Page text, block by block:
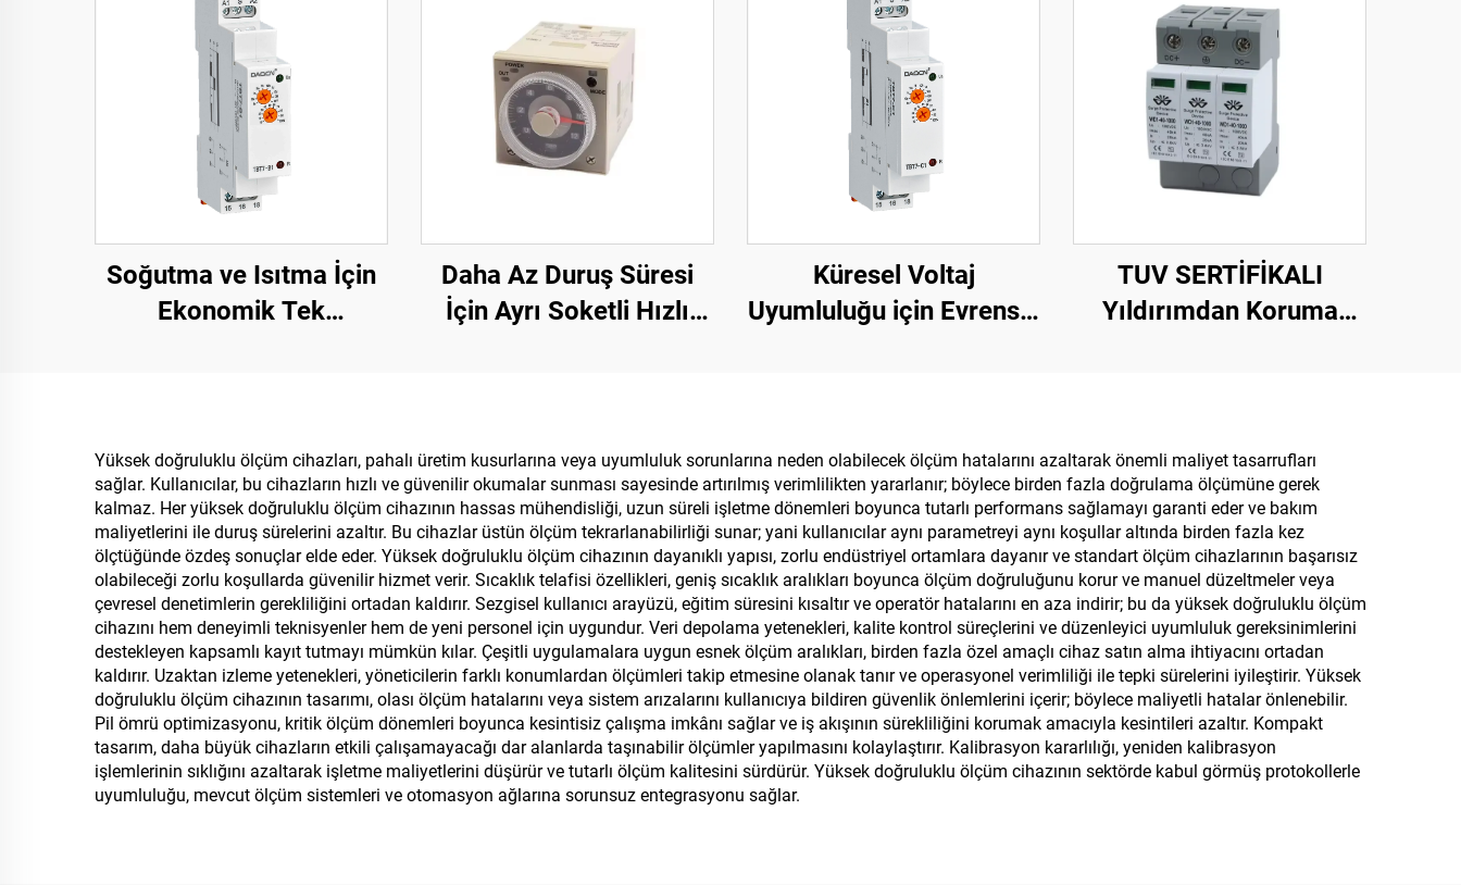
Soğutma ve Isıtma İçin
Ekonomik Tek
Daha Az Duruş Süresi
İçin Ayrı Soketli Hızlı
Küresel Voltaj
Uyumluluğu için Evrensel
TUV SERTİFİKALI
Yıldırımdan Koruma
Korumalı Cihaz SPD
Yüksek doğruluklu ölçüm cihazları, pahalı üretim kusurlarına veya uyumluluk sorunlarına neden olabilecek ölçüm hatalarını azaltarak önemli maliyet tasarrufları
sağlar. Kullanıcılar, bu cihazların hızlı ve güvenilir okumalar sunması sayesinde artırılmış verimlilikten yararlanır; böylece birden fazla doğrulama ölçümüne gerek
kalmaz. Her yüksek doğruluklu ölçüm cihazının hassas mühendisliği, uzun süreli işletme dönemleri boyunca tutarlı performans sağlamayı garanti eder ve bakım
maliyetlerini ile duruş sürelerini azaltır. Bu cihazlar üstün ölçüm tekrarlanabilirliği sunar; yani kullanıcılar aynı parametreyi aynı koşullar altında birden fazla kez
ölçtüğünde özdeş sonuçlar elde eder. Yüksek doğruluklu ölçüm cihazının dayanıklı yapısı, zorlu endüstriyel ortamlara dayanır ve standart ölçüm cihazlarının başarısız
olabileceği zorlu koşullarda güvenilir hizmet verir. Sıcaklık telafisi özellikleri, geniş sıcaklık aralıkları boyunca ölçüm doğruluğunu korur ve manuel düzeltmeler veya
çevresel denetimlerin gerekliliğini ortadan kaldırır. Sezgisel kullanıcı arayüzü, eğitim süresini kısaltır ve operatör hatalarını en aza indirir; bu da yüksek doğruluklu ölçüm
cihazını hem deneyimli teknisyenler hem de yeni personel için uygundur. Veri depolama yetenekleri, kalite kontrol süreçlerini ve düzenleyici uyumluluk gereksinimlerini
destekleyen kapsamlı kayıt tutmayı mümkün kılar. Çeşitli uygulamalara uygun esnek ölçüm aralıkları, birden fazla özel amaçlı cihaz satın alma ihtiyacını ortadan
kaldırır. Uzaktan izleme yetenekleri, yöneticilerin farklı konumlardan ölçümleri takip etmesine olanak tanır ve operasyonel verimliliği ile tepki sürelerini iyileştirir. Yüksek
doğruluklu ölçüm cihazının tasarımı, olası ölçüm hatalarını veya sistem arızalarını kullanıcıya bildiren güvenlik önlemlerini içerir; böylece maliyetli hatalar önlenebilir.
Pil ömrü optimizasyonu, kritik ölçüm dönemleri boyunca kesintisiz çalışma imkânı sağlar ve iş akışının sürekliliğini korumak amacıyla kesintileri azaltır. Kompakt
tasarım, daha büyük cihazların etkili çalışamayacağı dar alanlarda taşınabilir ölçümler yapılmasını kolaylaştırır. Kalibrasyon kararlılığı, yeniden kalibrasyon
işlemlerinin sıklığını azaltarak işletme maliyetlerini düşürür ve tutarlı ölçüm kalitesini sürdürür. Yüksek doğruluklu ölçüm cihazının sektörde kabul görmüş protokollerle
uyumluluğu, mevcut ölçüm sistemleri ve otomasyon ağlarına sorunsuz entegrasyonu sağlar.